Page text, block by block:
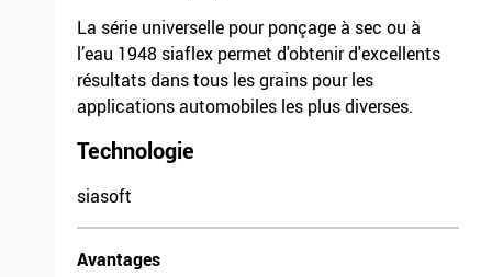
3017.7881.0180
Longueur 50000mm
Grain/finesse
3017.7881.0220
Longueur
La série universelle pour ponçage à sec ou à
l’eau 1948 siaflex permet d'obtenir d'excellents
résultats dans tous les grains pour les
applications automobiles les plus diverses.
Technologie
siasoft
Avantages